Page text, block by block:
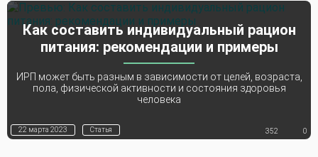
Как составить индивидуальный рацион
питания: рекомендации и примеры
ИРП может быть разным в зависимости от целей, возраста,
пола, физической активности и состояния здоровья
человека
22 марта 2023 Статья 352 0